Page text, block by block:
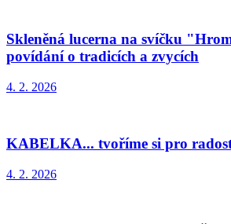
Skleněná lucerna na svíčku
povídání o tradicích a zvycích
4. 2. 2026
KABELKA... tvoříme si pro
4. 2. 2026